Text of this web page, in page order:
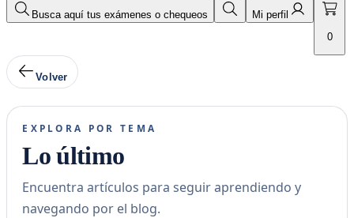
Busca aquí tus exámenes o chequeos
Mi perfil
0
Volver
EXPLORA POR TEMA
Lo último
Encuentra artículos para seguir aprendiendo y
navegando por el blog.